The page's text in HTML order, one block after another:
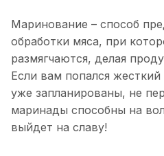
Маринование – способ
обработки мяса, при
размягчаются, делая
Если вам попался
уже запланированы, не
маринады способны на
выйдет на славу!